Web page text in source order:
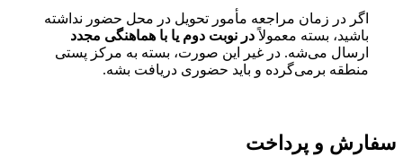
اگر در زمان مراجعه مأمور تحویل در محل حضور نداشته
باشید، بسته معمولاًدر نوبت دوم یا با هماهنگی مجدد
ارسال می‌شه. در غیر این صورت، بسته به مرکز پستی
منطقه برمی‌گرده و باید حضوری دریافت بشه.
سفارش و پرداخت